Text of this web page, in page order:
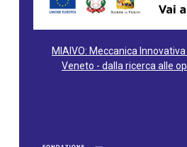
MIAIVO: Meccanica
Veneto - dalla ricerca alle